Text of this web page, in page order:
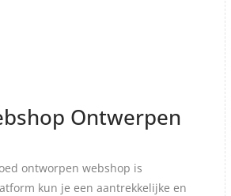
Ontwerpen
ontworpen webshop is
kun je een aantrekkelijke en